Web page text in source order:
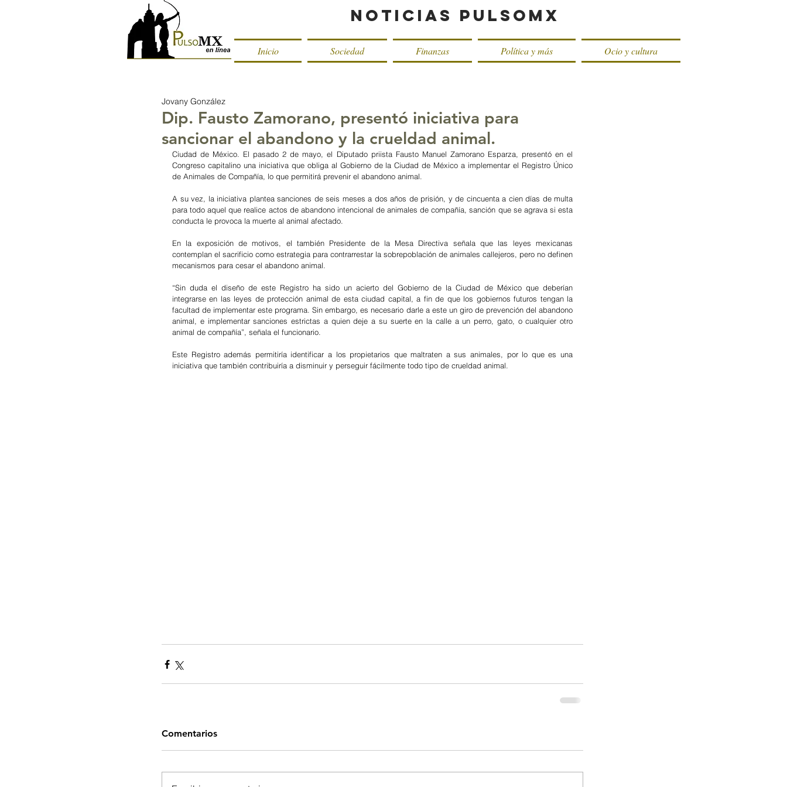
Noticias PulsoMX
Inicio Sociedad Finanzas Política y más Ocio y cultura
Dip. Fausto Zamorano, presentó iniciativa para
sancionar el abandono y la crueldad animal.
Jovany González
Ciudad de México. El pasado 2 de mayo, el Diputado priista Fausto Manuel Zamorano Esparza, presentó en el
Congreso capitalino una iniciativa que obliga al Gobierno de la Ciudad de México a implementar el Registro Único
de Animales de Compañía, lo que permitirá prevenir el abandono animal.
A su vez, la iniciativa plantea sanciones de seis meses a dos años de prisión, y de cincuenta a cien días de multa
para todo aquel que realice actos de abandono intencional de animales de compañía, sanción que se agrava si esta
conducta le provoca la muerte al animal afectado.
En la exposición de motivos, el también Presidente de la Mesa Directiva señala que las leyes mexicanas
contemplan el sacrificio como estrategia para contrarrestar la sobrepoblación de animales callejeros, pero no definen
mecanismos para cesar el abandono animal.
“Sin duda el diseño de este Registro ha sido un acierto del Gobierno de la Ciudad de México que deberían
integrarse en las leyes de protección animal de esta ciudad capital, a fin de que los gobiernos futuros tengan la
facultad de implementar este programa. Sin embargo, es necesario darle a este un giro de prevención del abandono
animal, e implementar sanciones estrictas a quien deje a su suerte en la calle a un perro, gato, o cualquier otro
animal de compañía”, señala el funcionario.
Este Registro además permitiría identificar a los propietarios que maltraten a sus animales, por lo que es una
iniciativa que también contribuiría a disminuir y perseguir fácilmente todo tipo de crueldad animal.
Comentarios